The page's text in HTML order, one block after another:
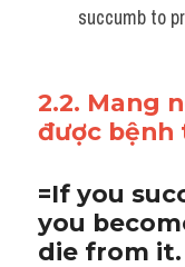
succumb to
2.2. Mang
được bệnh
=If you
you
die from it.